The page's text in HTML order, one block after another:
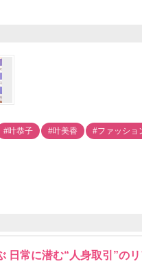
#叶恭子 #叶美香 #ファッショ
日常に潜む“人身取引”の